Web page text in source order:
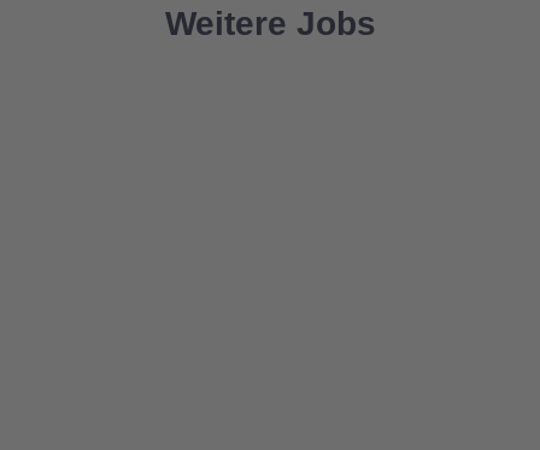
Weitere Jobs